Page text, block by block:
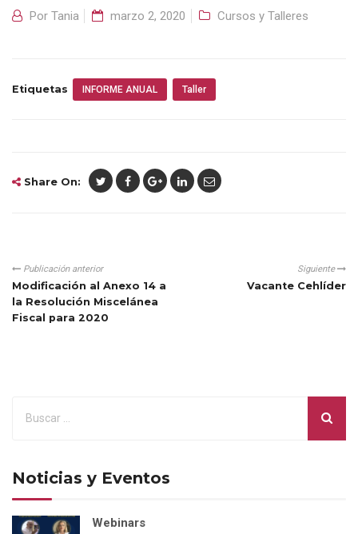
Por Tania marzo 2, 2020 Cursos y Talleres
Etiquetas INFORME ANUAL Taller
Share On:
Publicación anterior
Modificación al Anexo 14 a
la Resolución Miscelánea
Fiscal para 2020
Siguiente
Vacante Cehlíder
Noticias y Eventos
Webinars